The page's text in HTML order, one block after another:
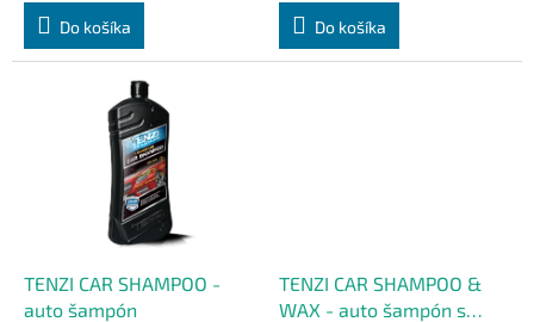
Do košíka Do košíka
TENZI CAR SHAMPOO -
auto šampón
TENZI CAR SHAMPOO &
WAX - auto šampón s